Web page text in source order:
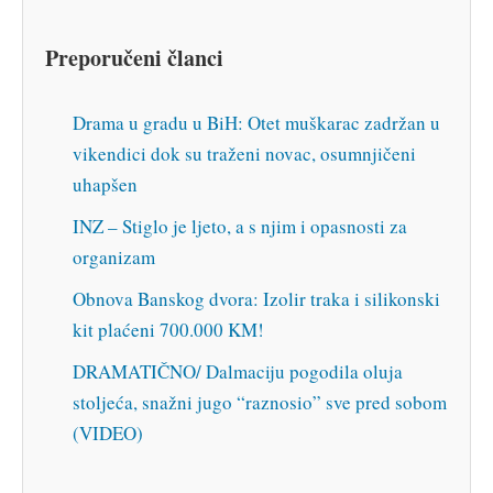
Preporučeni članci
Drama u gradu u BiH: Otet muškarac zadržan u
vikendici dok su traženi novac, osumnjičeni
uhapšen
INZ – Stiglo je ljeto, a s njim i opasnosti za
organizam
Obnova Banskog dvora: Izolir traka i silikonski
kit plaćeni 700.000 KM!
DRAMATIČNO/ Dalmaciju pogodila oluja
stoljeća, snažni jugo “raznosio” sve pred sobom
(VIDEO)